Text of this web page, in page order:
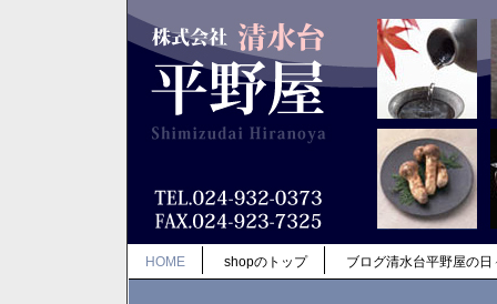
HOME shopのトップ ブログ清水台平野屋の日